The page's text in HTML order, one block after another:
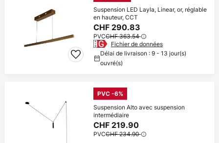
Suspension LED Layla, Linear, or, réglable
en hauteur, CCT
CHF 290.83
PVCCHF 363.54
Fichier de données
Délai de livraison : 9 - 13 jour(s)
ouvré(s)
PVC -6%
Suspension Alto avec suspension
intermédiaire
CHF 219.90
PVCCHF 234.90